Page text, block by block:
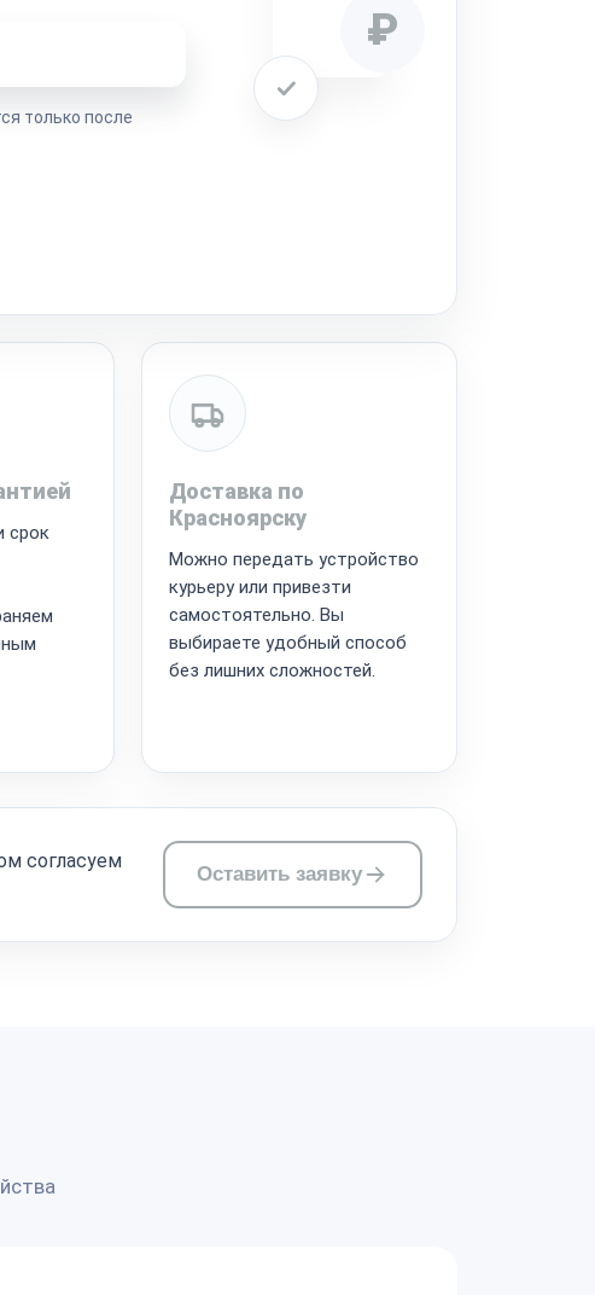
только после
₽
срок
Доставка по
Красноярску
Можно передать устройство
курьеру или привезти
самостоятельно. Вы
выбираете удобный способ
без лишних сложностей.
согласуем
Оставить заявку